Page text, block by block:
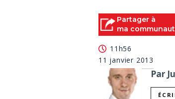
90%
Partager à
ma
11h56
11 janvier 2013
Par